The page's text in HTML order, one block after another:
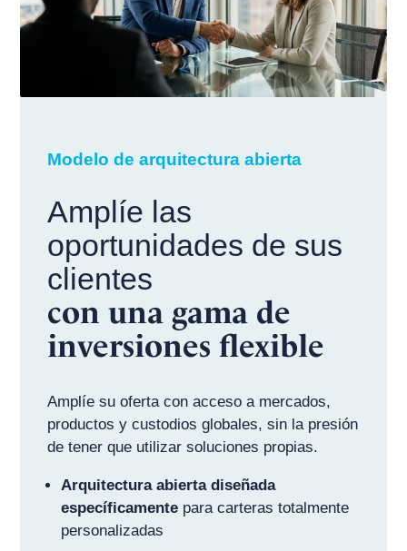
Modelo de arquitectura abierta
Amplíe las
oportunidades de sus
clientes
con una gama de
inversiones flexible
Amplíe su oferta con acceso a mercados,
productos y custodios globales, sin la presión
de tener que utilizar soluciones propias.
Arquitectura abierta diseñada
específicamente para carteras totalmente
personalizadas